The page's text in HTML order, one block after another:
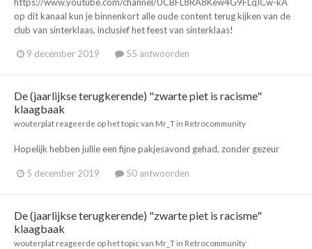
https://www.youtube.com/channel/UCBFL8RA8Kew4G9FLqICw-kA
op dit kanaal kun je binnenkort alle oude content terug kijken van de
club van sinterklaas, inclusief het feest van sinterklaas!
9 december 2019 55 antwoorden
De (jaarlijkse terugkerende) "zwarte piet is racisme"
klaagbaak
wouterplat reageerde op het topic van Mr_T in Retrocommunity
Hopelijk hebben jullie een fijne pakjesavond gehad, zonder gezeur
5 december 2019 50 antwoorden
De (jaarlijkse terugkerende) "zwarte piet is racisme"
klaagbaak
wouterplat reageerde op het topic van Mr_T in Retrocommunity